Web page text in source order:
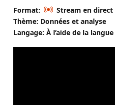
Format:
Stream en direct
Thème: Données et analyse
Langage: À l’aide de la